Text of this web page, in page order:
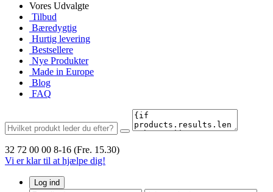
Vores Udvalgte
Tilbud
Bæredygtig
Hurtig levering
Bestsellere
Nye Produkter
Made in Europe
Blog
FAQ
32 72 00 00 8-16 (Fre. 15.30)
Vi er klar til at hjælpe dig!
Log ind